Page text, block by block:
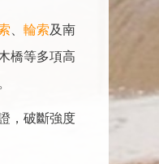
輪索及南
橋等多項高
，破斷強度